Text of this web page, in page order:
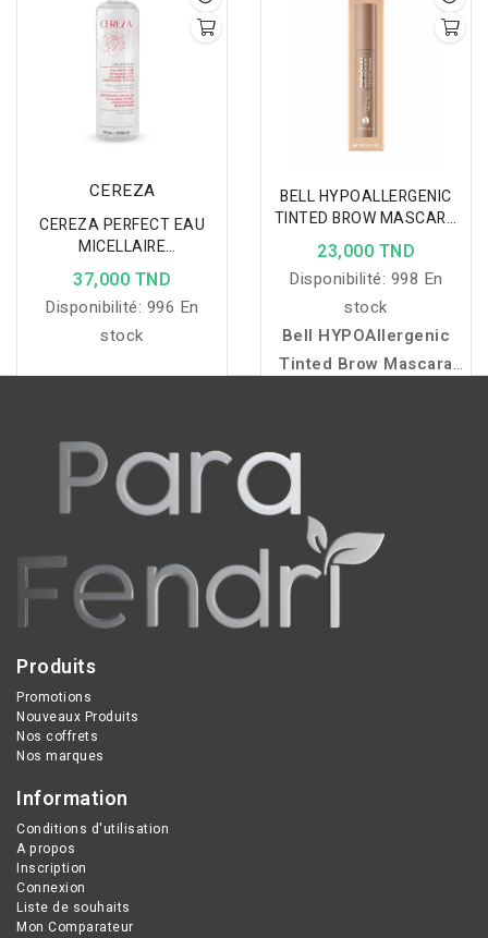
excellente tenue, idéale
pour révéler une féminité
séduisante avec un
sillage raffiné et
inoubliable.
CEREZA
CEREZA PERFECT EAU
MICELLAIRE
DEMAQUILLANTE
ECLAIRCISSANTE 400ML
37,000 TND
Disponibilité: 996 En
stock
BELL HYPOALLERGENIC
TINTED BROW MASCARA
POUR SOURCILS - 01
NATURAL
23,000 TND
Disponibilité: 998 En
stock
Bell HYPOAllergenic
Tinted Brow Mascara
sourcils qui colore, fixe
et densifie naturellement
offrant une tenue longue
durée grâce à sa formule
vegan composée à 97 %
Produits
Promotions
Nouveaux Produits
Nos coffrets
Nos marques
Information
Conditions d'utilisation
A propos
Inscription
Connexion
Liste de souhaits
Mon Comparateur